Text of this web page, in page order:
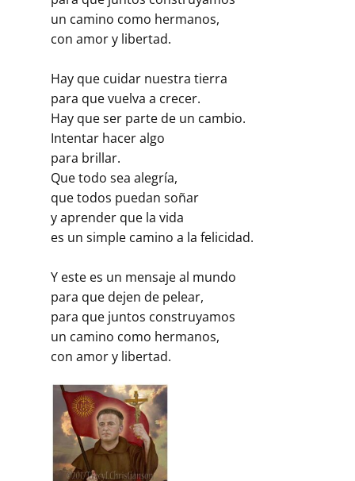
un camino como hermanos,
con amor y libertad.
Hay que cuidar nuestra tierra
para que vuelva a crecer.
Hay que ser parte de un cambio.
Intentar hacer algo
para brillar.
Que todo sea alegría,
que todos puedan soñar
y aprender que la vida
es un simple camino a la felicidad.
Y este es un mensaje al mundo
para que dejen de pelear,
para que juntos construyamos
un camino como hermanos,
con amor y libertad.